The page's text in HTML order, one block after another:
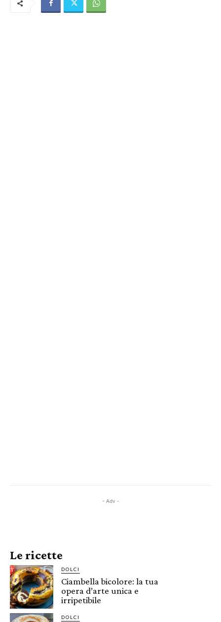
- Adv -
Le ricette
DOLCI
Ciambella bicolore: la tua
opera d’arte unica e
irripetibile
DOLCI